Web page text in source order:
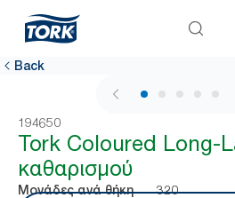
Back
1 / 5
194650
Tork Coloured Long-
καθαρισμού
Μονάδες ανά θήκη
320